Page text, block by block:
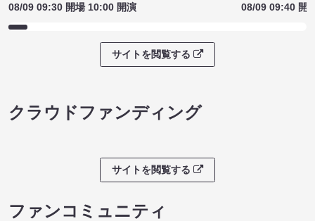
08/09 09:30 開場 10:00 開演
08/09 09:40 開
サイトを閲覧する
クラウドファンディング
サイトを閲覧する
ファンコミュニティ